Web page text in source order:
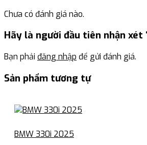
Chưa có đánh giá nào.
Hãy là người đầu tiên nhận xét
Bạn phải đăng nhập để gửi đánh giá.
Sản phẩm tương tự
BMW 330i 2025